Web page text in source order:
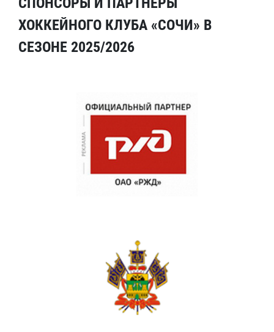
ХОККЕЙНОГО КЛУБА «СОЧИ» В
СЕЗОНЕ 2025/2026